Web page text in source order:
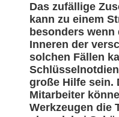
Das zufällige
kann zu einem
besonders
Inneren der
solchen Fällen
große Hilfe sein.
Mitarbeiter
Werkzeugen die